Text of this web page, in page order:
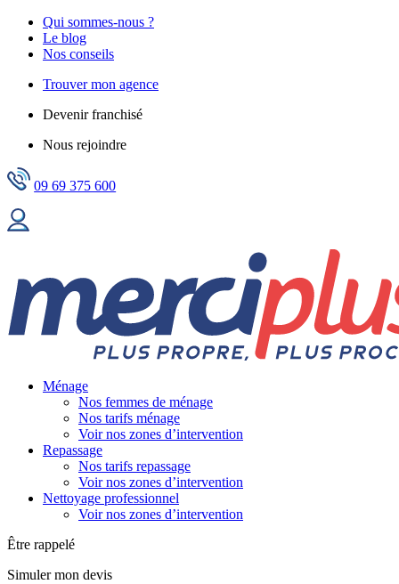
Qui sommes-nous ?
Le blog
Nos conseils
Trouver mon agence
Devenir franchisé
Nous rejoindre
09 69 375 600
Ménage
Nos femmes de ménage
Nos tarifs ménage
Voir nos zones d’intervention
Repassage
Nos tarifs repassage
Voir nos zones d’intervention
Nettoyage professionnel
Voir nos zones d’intervention
Être rappelé
Simuler mon devis